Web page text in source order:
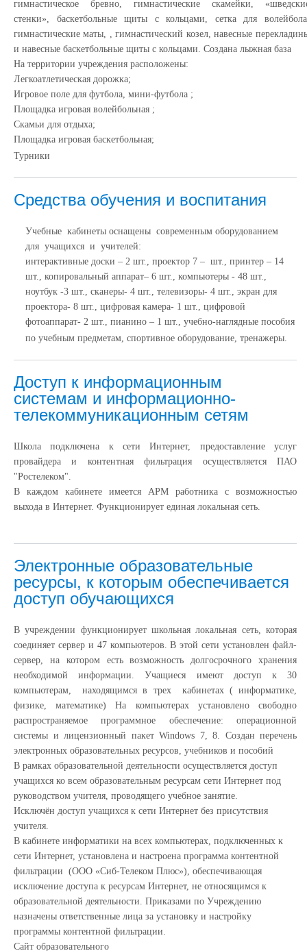
гимнастическое бревно, гимнастические скамейки,
стенки», баскетбольные щиты с кольцами, сетка для
гимнастические маты, , гимнастический козел, навесные
и навесные баскетбольные щиты с кольцами. Создана лыжная база
На территории учреждения расположены:
Легкоатлетическая дорожка;
Игровое поле для футбола, мини-футбола ;
Площадка игровая волейбольная ;
Скамьи для отдыха;
Площадка игровая баскетбольная;
Турники
Средства обучения и воспитания
Учебные кабинеты оснащены современным оборудованием
для учащихся и учителей:
интерактивные доски – 2 шт., проектор 7 – шт., принтер – 14
шт., копировальный аппарат– 6 шт., компьютеры - 48 шт.,
ноутбук -3 шт., сканеры- 4 шт., телевизоры- 4 шт., экран для
проектора- 8 шт., цифровая камера- 1 шт., цифровой
фотоаппарат- 2 шт., пианино – 1 шт., учебно-наглядные пособия
по учебным предметам, спортивное оборудование, тренажеры.
Доступ к информационным
системам и информационно-
телекоммуникационным сетям
Школа подключена к сети Интернет, предоставление услуг
провайдера и контентная фильтрация осуществляется ПАО
"Ростелеком".
В каждом кабинете имеется АРМ работника с возможностью
выхода в Интернет. Функционирует единая локальная сеть.
Электронные образовательные
ресурсы, к которым обеспечивается
доступ обучающихся
В учреждении функционирует школьная локальная сеть, которая
соединяет сервер и 47 компьютеров. В этой сети установлен файл-
сервер, на котором есть возможность долгосрочного хранения
необходимой информации. Учащиеся имеют доступ к 30
компьютерам, находящимся в трех кабинетах ( информатике,
физике, математике) На компьютерах установлено свободно
распространяемое программное обеспечение: операционной
системы и лицензионный пакет Windows 7, 8. Создан перечень
электронных образовательных ресурсов, учебников и пособий
В рамках образовательной деятельности осуществляется доступ
учащихся ко всем образовательным ресурсам сети Интернет под
руководством учителя, проводящего учебное занятие.
Исключён доступ учащихся к сети Интернет без присутствия
учителя.
В кабинете информатики на всех компьютерах, подключенных к
сети Интернет, установлена и настроена программа контентной
фильтрации (ООО «Сиб-Телеком Плюс»), обеспечивающая
исключение доступа к ресурсам Интернет, не относящимся к
образовательной деятельности. Приказами по Учреждению
назначены ответственные лица за установку и настройку
программы контентной фильтрации.
Сайт образовательного